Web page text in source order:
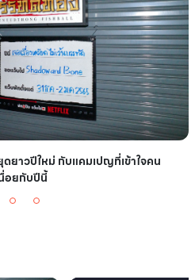
ยาวปีใหม่ กับแคมเปญที่เข้าใจคน
อยกับปีนี้